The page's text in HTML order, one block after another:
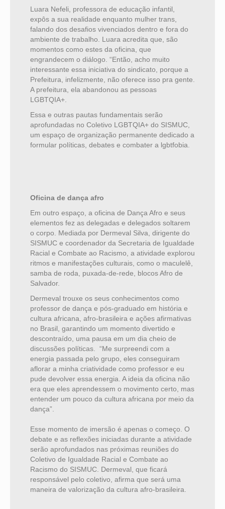
Luara Nefeli, professora de educação infantil,
expôs a sua realidade enquanto mulher trans,
falando dos desafios vivenciados dentro e fora do
ambiente de trabalho. Luara acredita que, são
momentos como estes da oficina, que
engrandecem o diálogo. “Então, acho muito
interessante essa iniciativa do sindicato, porque a
Prefeitura, infelizmente, não oferece isso pra gente.
A prefeitura, ela abandonou as pessoas
LGBTQIA+.
Essa e outras pautas fundamentais serão
aprofundadas no Coletivo LGBTQIA+ do SISMUC,
um espaço de organização permanente dedicado a
formular políticas, debates e combater a lgbtfobia.
Oficina de dança afro
Em outro espaço, a oficina de Dança Afro e seus
elementos fez as delegadas e delegados soltarem
o corpo. Mediada por Dermeval Silva, dirigente do
SISMUC e coordenador da Secretaria de Igualdade
Racial e Combate ao Racismo, a atividade explorou
ritmos e manifestações culturais, como o maculelê,
samba de roda, puxada-de-rede, blocos Afro de
Salvador.
Dermeval trouxe os seus conhecimentos como
professor de dança e pós-graduado em história e
cultura africana, afro-brasileira e ações afirmativas
no Brasil, garantindo um momento divertido e
descontraído, uma pausa em um dia cheio de
discussões políticas. “Me surpreendi com a
energia passada pelo grupo, eles conseguiram
aflorar a minha criatividade como professor e eu
pude devolver essa energia. A ideia da oficina não
era que eles aprendessem o movimento certo, mas
entender um pouco da cultura africana por meio da
dança”.
Esse momento de imersão é apenas o começo. O
debate e as reflexões iniciadas durante a atividade
serão aprofundados nas próximas reuniões do
Coletivo de Igualdade Racial e Combate ao
Racismo do SISMUC. Dermeval, que ficará
responsável pelo coletivo, afirma que será uma
maneira de valorização da cultura afro-brasileira.